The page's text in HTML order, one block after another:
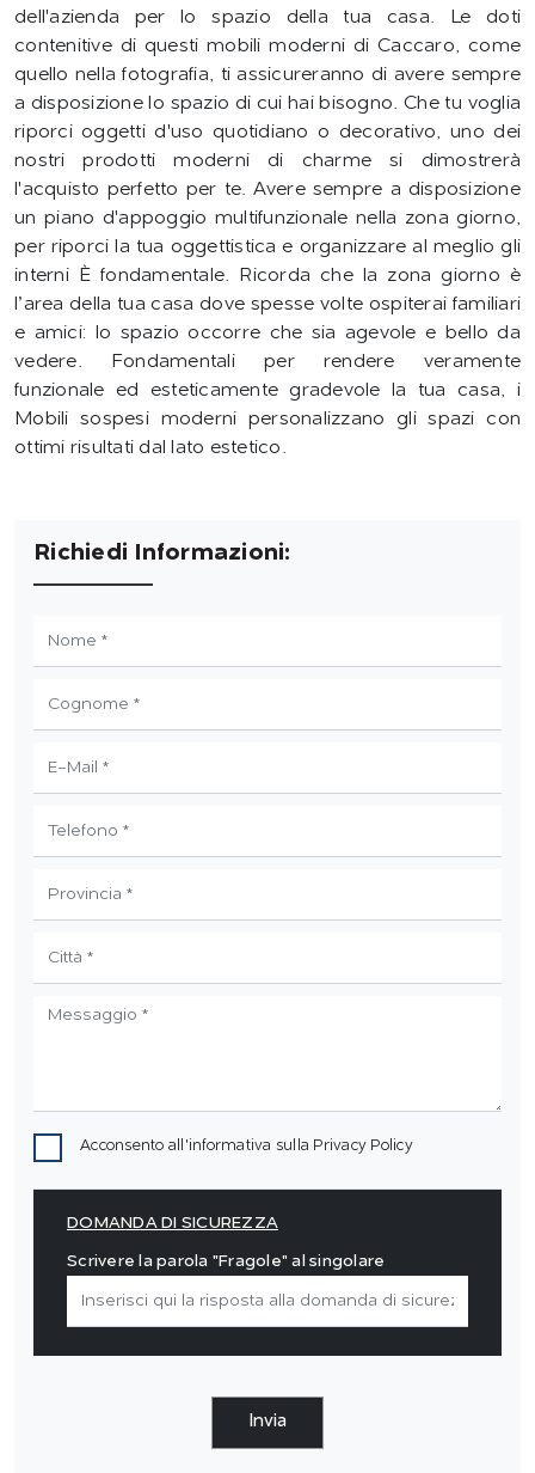
dell'azienda per lo spazio della tua casa. Le doti
contenitive di questi mobili moderni di Caccaro, come
quello nella fotografia, ti assicureranno di avere sempre
a disposizione lo spazio di cui hai bisogno. Che tu voglia
riporci oggetti d'uso quotidiano o decorativo, uno dei
nostri prodotti moderni di charme si dimostrerà
l'acquisto perfetto per te. Avere sempre a disposizione
un piano d'appoggio multifunzionale nella zona giorno,
per riporci la tua oggettistica e organizzare al meglio gli
interni È fondamentale. Ricorda che la zona giorno è
l’area della tua casa dove spesse volte ospiterai familiari
e amici: lo spazio occorre che sia agevole e bello da
vedere. Fondamentali per rendere veramente
funzionale ed esteticamente gradevole la tua casa, i
Mobili sospesi moderni personalizzano gli spazi con
ottimi risultati dal lato estetico.
Richiedi Informazioni:
Acconsento all'informativa sulla Privacy Policy
DOMANDA DI SICUREZZA
Scrivere la parola "Fragole" al singolare
Invia